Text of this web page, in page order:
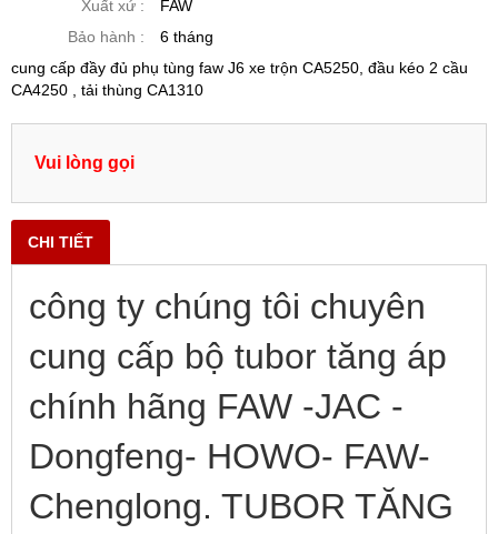
Xuất xứ :
FAW
Bảo hành :
6 tháng
cung cấp đầy đủ phụ tùng faw J6 xe trộn CA5250, đầu kéo 2 cầu
CA4250 , tải thùng CA1310
Vui lòng gọi
CHI TIẾT
công ty chúng tôi chuyên
cung cấp bộ tubor tăng áp
chính hãng FAW -JAC -
Dongfeng- HOWO- FAW-
Chenglong. TUBOR TĂNG